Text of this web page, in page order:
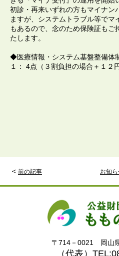
初診・再来いずれの方もマイナン
ますが、システムトラブル等でマ
もあるので、念のため保険証も
たします。
◆医療情報・システム基盤整備体
１： 4点（３割負担の場合＋１２円
＜ 前の記事 お知
〒714－0021 岡山
（代表）